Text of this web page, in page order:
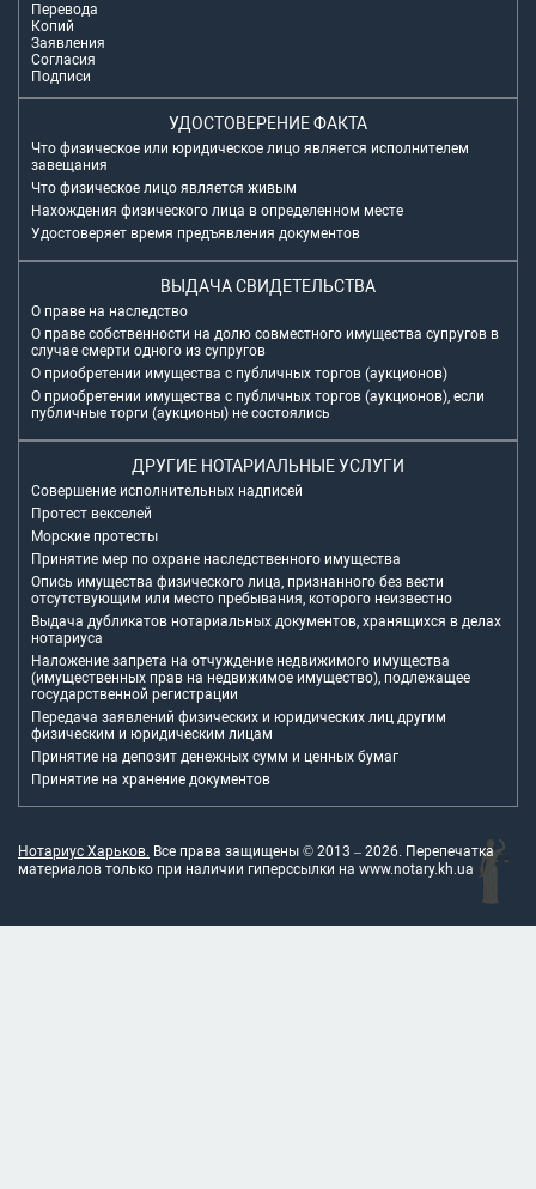
Перевода
Копий
Заявления
Согласия
Подписи
УДОСТОВЕРЕНИЕ ФАКТА
Что физическое или юридическое лицо является исполнителем
завещания
Что физическое лицо является живым
Нахождения физического лица в определенном месте
Удостоверяет время предъявления документов
ВЫДАЧА СВИДЕТЕЛЬСТВА
О праве на наследство
О праве собственности на долю совместного имущества супругов в
случае смерти одного из супругов
О приобретении имущества с публичных торгов (аукционов)
О приобретении имущества с публичных торгов (аукционов), если
публичные торги (аукционы) не состоялись
ДРУГИЕ НОТАРИАЛЬНЫЕ УСЛУГИ
Совершение исполнительных надписей
Протест векселей
Морские протесты
Принятие мер по охране наследственного имущества
Опись имущества физического лица, признанного без вести
отсутствующим или место пребывания, которого неизвестно
Выдача дубликатов нотариальных документов, хранящихся в делах
нотариуса
Наложение запрета на отчуждение недвижимого имущества
(имущественных прав на недвижимое имущество), подлежащее
государственной регистрации
Передача заявлений физических и юридических лиц другим
физическим и юридическим лицам
Принятие на депозит денежных сумм и ценных бумаг
Принятие на хранение документов
Нотариус Харьков. Все права защищены © 2013 – 2026. Перепечатка
материалов только при наличии гиперссылки на www.notary.kh.ua